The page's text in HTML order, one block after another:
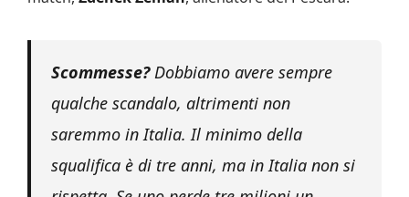
Scommesse?Dobbiamo avere sempre
qualche scandalo, altrimenti non
saremmo in Italia. Il minimo della
squalifica è di tre anni, ma in Italia non si